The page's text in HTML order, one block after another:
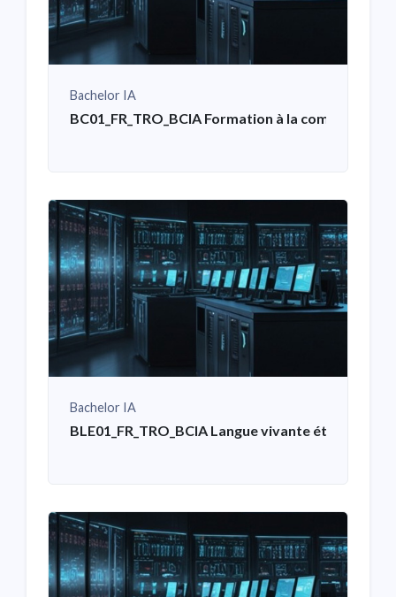
Bachelor IA
BC01_FR_TRO_BCIA Formation à la
Bachelor IA
BLE01_FR_TRO_BCIA Langue vivante étrangère –